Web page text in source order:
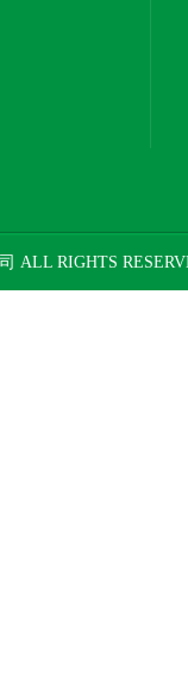
ALL RIGHTS